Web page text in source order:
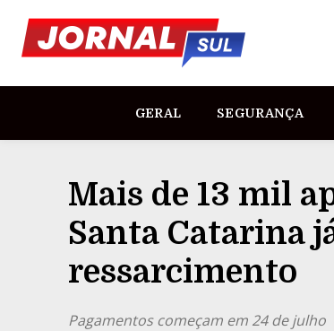
GERAL SEGURANÇA
Mais de 13 mil
Santa Catarina
ressarcimento
Pagamentos começam em 24 de julho